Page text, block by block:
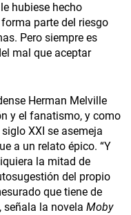
hubiese hecho
parte del riesgo
Pero siempre es
mal que aceptar
Herman Melville
y el fanatismo, y como
siglo XXI se asemeja
a un relato épico. “Y
la mitad de
del propio
que tiene de
señala la novela Moby